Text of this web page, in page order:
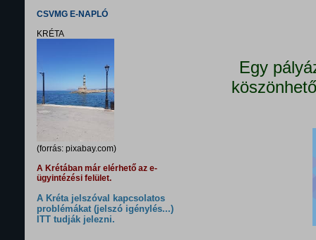
CSVMG E-NAPLÓ
KRÉTA
(forrás: pixabay.com)
A Krétában már elérhető az e-
ügyintézési felület.
A Kréta jelszóval kapcsolatos
problémákat (jelszó igénylés...)
ITT tudják jelezni.
Egy